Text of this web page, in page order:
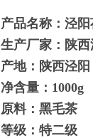
产品名称：泾
生产厂家：陕
产地：陕西泾阳
净含量： 1000g
原料：黑毛茶
等级：特二级